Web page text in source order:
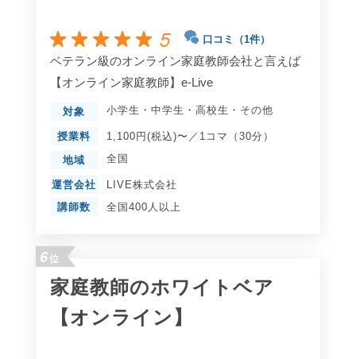
5 口コミ（1件）
ベテラン級のオンライン家庭教師会社と言えば
【オンライン家庭教師】e-Live
対象 小学生 ・ 中学生 ・ 高校生 ・ その他
授業料 1,100円(税込)〜／1コマ（30分）
地域 全国
運営会社
LIVE株式会社
講師数
全国400人以上
6位
家庭教師のホワイトベア
【オンライン】